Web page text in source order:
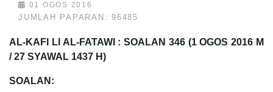
01 OGOS 2016
JUMLAH PAPARAN: 96485
AL-KAFI LI AL-FATAWI : SOALAN 346 (1 OGOS 2016 M
/ 27 SYAWAL 1437 H)
SOALAN: